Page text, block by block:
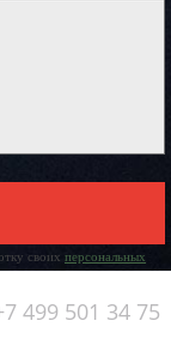
своих персональных
499 501 34 75